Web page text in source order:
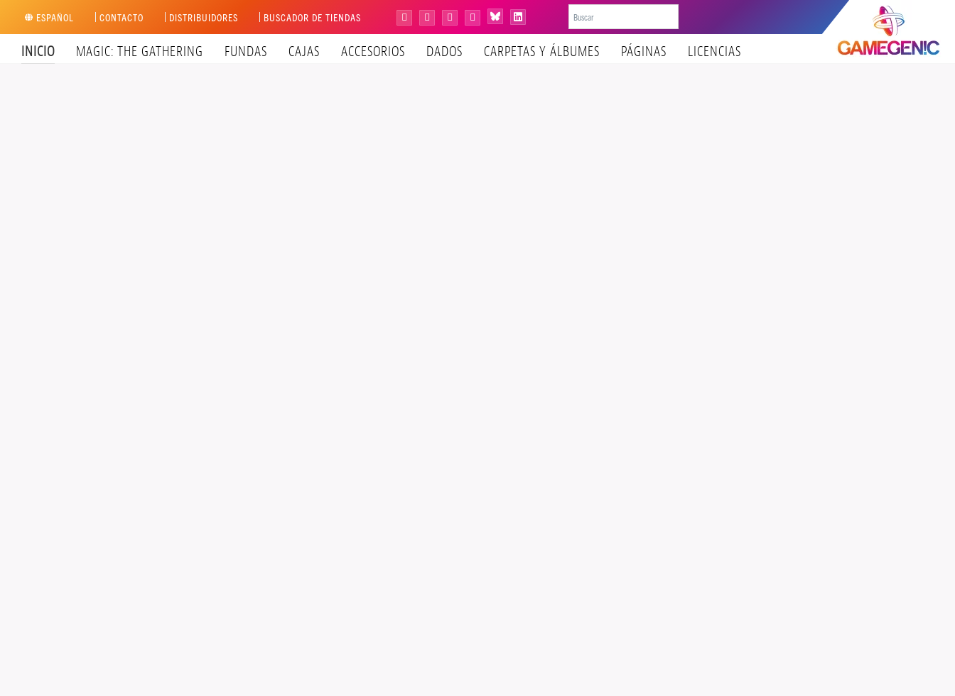
content
ESPAÑOL CONTACTO DISTRIBUIDORES BUSCADOR DE TIENDAS Instagram
FacebookYouTube
TiktokBlueskyLinkedIn
INICIO MAGIC: THE GATHERING FUNDAS CAJAS ACCESORIOS DADOS CARPETAS Y ÁLBUMES PÁGINAS LICENCIAS